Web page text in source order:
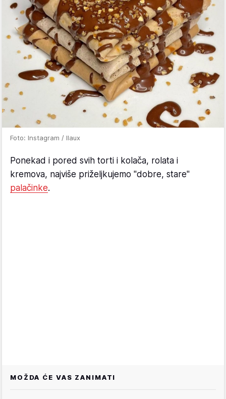
Foto: Instagram / Ilaux
Ponekad i pored svih torti i kolača, rolata i
kremova, najviše priželjkujemo "dobre, stare"
palačinke.
MOŽDA ĆE VAS ZANIMATI